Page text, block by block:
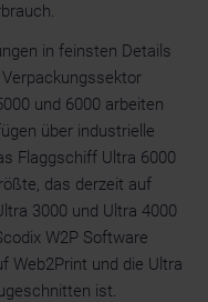
in feinsten Details
und 6000 arbeiten
über industrielle
Flaggschiff Ultra 6000
das derzeit auf
3000 und Ultra 4000
W2P Software
Web2Print und die Ultra
ist.